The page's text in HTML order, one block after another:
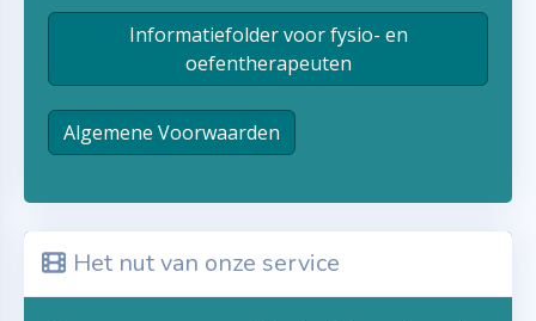
Informatiefolder voor fysio- en
oefentherapeuten
Algemene Voorwaarden
Het nut van onze service